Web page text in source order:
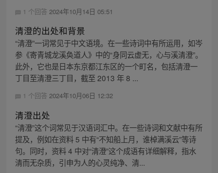
1 个回答 2024年10月14日 05:51
清澄的出处和背景
“清澄”一词常见于中文语境。在一些诗词中有所运用，如岑
参《寄青城龙溪奂道人》中的“身同云虚无，心与溪清澄”。
此外，它也是日本东京都江东区的一个町名，包括清澄一
丁目至清澄三丁目，截至 2013 年 8 ...
1 个回答 2024年10月06日 12:32
清澄出处
“清澄”这个词常见于汉语词汇中。在一些诗词和文献中有所
提及，例如在资料 5 中有“不知船上月，谁棹满溪云”等诗
句。同时，资料 4 中对“清澄”这个成语有详细解释，指水
清而无杂质，引申为人的心灵纯净、清...